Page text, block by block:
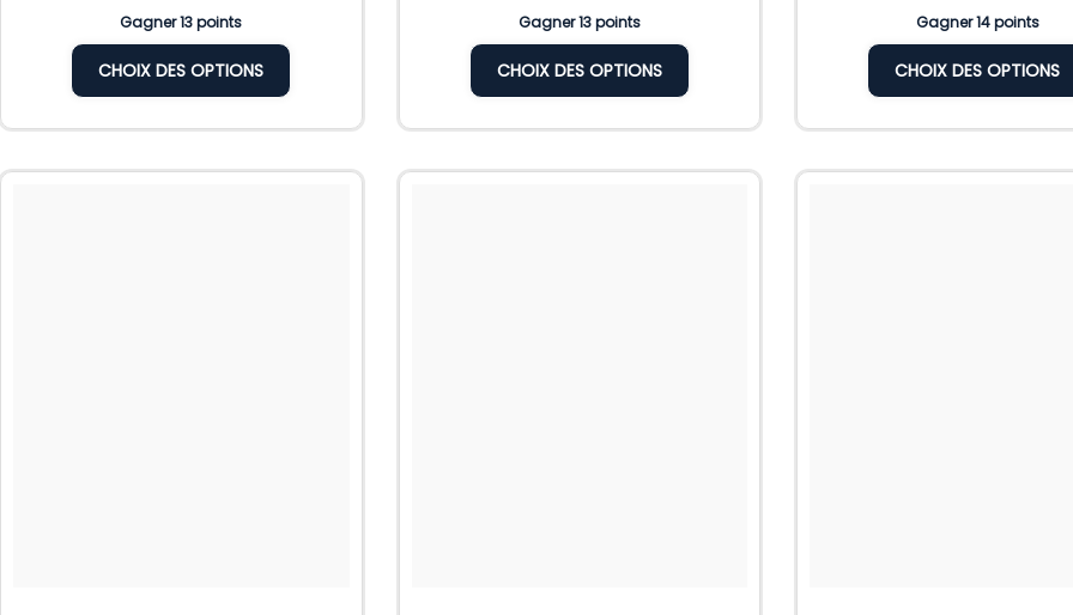
Gagner 13 points
CHOIX DES OPTIONS
Gagner 13 points
CHOIX DES OPTIONS
Gagner 14 points
CHOIX DES OPTIONS